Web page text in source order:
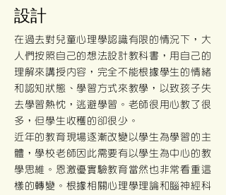
設計
在過去對兒童心理學認識有限的情況下，大
人們按照自己的想法設計教科書，用自己的
理解來講授內容，完全不能根據學生的情緒
和認知狀態、學習方式來教學，以致孩子失
去學習熱忱，逃避學習。老師很用心教了很
多，但學生收穫的卻很少。
​近年的教育現場逐漸改變以學生為學習的主
體，學校老師因此需要有以學生為中心的教
學思維。恩激優實驗教育當然也非常看重這
樣的轉變。根據相關心理學理論和腦神經科